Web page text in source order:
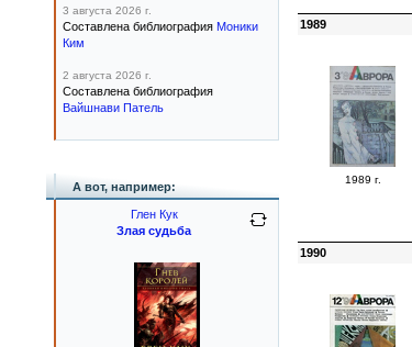
1989
1989 г.
1990
3 августа 2026 г.
Составлена библиография Моники
Ким
2 августа 2026 г.
Составлена библиография
Вайшнави Патель
А вот, например:
Глен Кук
Злая судьба